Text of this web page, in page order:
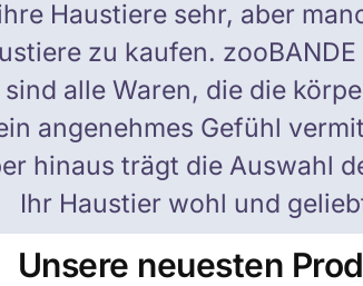
Haustiere sehr, aber
zu kaufen.
alle Waren, die die
angenehmes Gefühl
hinaus trägt die Auswahl
Ihr Haustier wohl und
Unsere neuesten